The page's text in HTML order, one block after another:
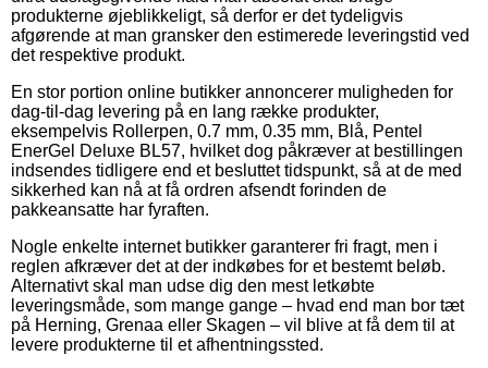
produkterne øjeblikkeligt, så derfor er det tydeligvis
afgørende at man gransker den estimerede leveringstid ved
det respektive produkt.
En stor portion online butikker annoncerer muligheden for
dag-til-dag levering på en lang række produkter,
eksempelvis Rollerpen, 0.7 mm, 0.35 mm, Blå, Pentel
EnerGel Deluxe BL57, hvilket dog påkræver at bestillingen
indsendes tidligere end et besluttet tidspunkt, så at de med
sikkerhed kan nå at få ordren afsendt forinden de
pakkeansatte har fyraften.
Nogle enkelte internet butikker garanterer fri fragt, men i
reglen afkræver det at der indkøbes for et bestemt beløb.
Alternativt skal man udse dig den mest letkøbte
leveringsmåde, som mange gange – hvad end man bor tæt
på Herning, Grenaa eller Skagen – vil blive at få dem til at
levere produkterne til et afhentningssted.